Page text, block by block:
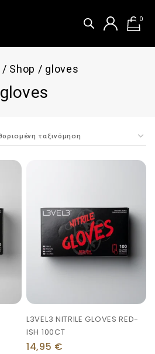
0
/ Shop / gloves
gloves
L3VEL3 NITRILE GLOVES RED-
ISH 100CT
14,95 €